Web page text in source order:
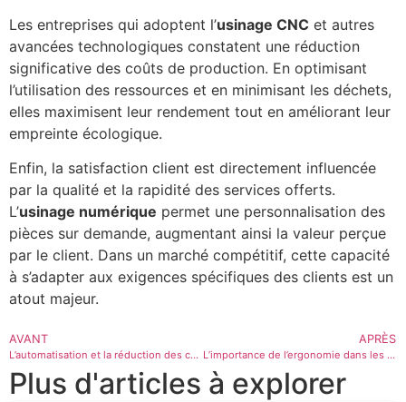
Les entreprises qui adoptent l’usinage CNC et autres
avancées technologiques constatent une réduction
significative des coûts de production. En optimisant
l’utilisation des ressources et en minimisant les déchets,
elles maximisent leur rendement tout en améliorant leur
empreinte écologique.
Enfin, la satisfaction client est directement influencée
par la qualité et la rapidité des services offerts.
L’usinage numérique permet une personnalisation des
pièces sur demande, augmentant ainsi la valeur perçue
par le client. Dans un marché compétitif, cette capacité
à s’adapter aux exigences spécifiques des clients est un
atout majeur.
AVANT
L’automatisation et la réduction des coûts opérationnels
APRÈS
L’importance de l’ergonomie dans les stations d’usinage
Plus d'articles à explorer